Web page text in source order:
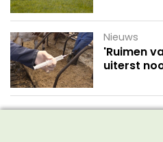
Nieuws
'Ruimen
uiterst